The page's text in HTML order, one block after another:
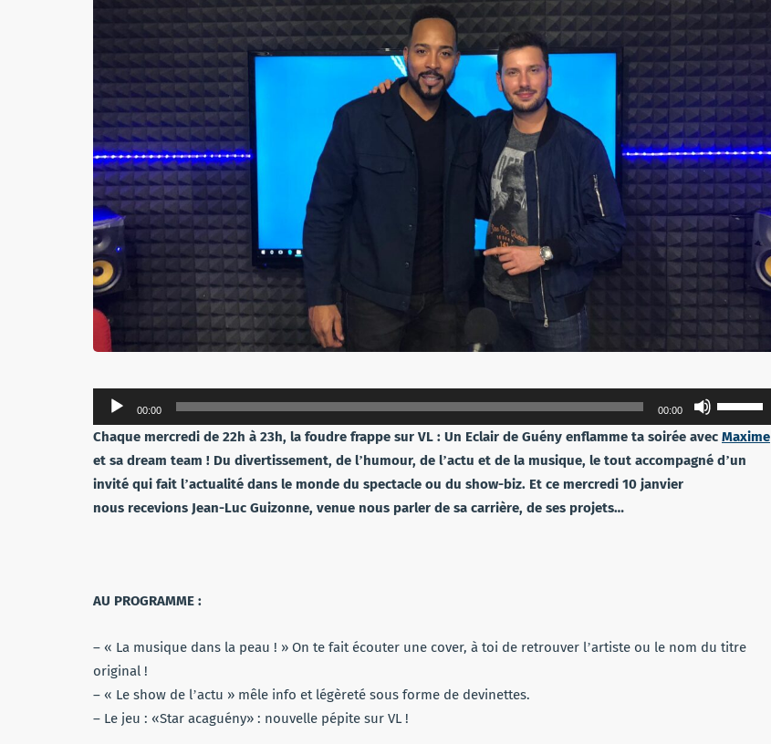
Lecteur
audio
00:00 00:00
les
flèches
haut/bas
Chaque mercredi de 22h à 23h, la foudre frappe sur VL : Un Eclair de Guény enflamme ta soirée avec Maxime
et sa dream team ! Du divertissement, de lʼhumour, de lʼactu et de la musique, le tout accompagné dʼun
invité qui fait lʼactualité dans le monde du spectacle ou du show-biz. Et ce mercredi 10 janvier
nous recevions Jean-Luc Guizonne, venue nous parler de sa carrière, de ses projets…
AU PROGRAMME :
– « La musique dans la peau ! » On te fait écouter une cover, à toi de retrouver lʼartiste ou le nom du titre
original !
– « Le show de lʼactu » mêle info et légèreté sous forme de devinettes.
– Le jeu : «Star acaguény» : nouvelle pépite sur VL !